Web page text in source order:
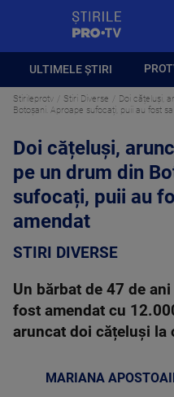
ULTIMELE ȘTIRI
Stirileprotv Stiri Diverse
Doi cățeluși,
Botoșani. Aproape sufocați, puii au fost
Doi cățeluși,
pe un drum din
sufocați, puii au
amendat
STIRI DIVERSE
Un bărbat de 47 de
fost amendat cu
aruncat doi cățeluși la
MARIANA